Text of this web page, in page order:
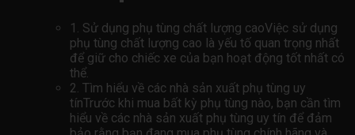
1. Sử dụng phụ tùng chất lượng caoViệc sử dụng
phụ tùng chất lượng cao là yếu tố quan trọng nhất
để giữ cho chiếc xe của bạn hoạt động tốt nhất có
thể.
2. Tìm hiểu về các nhà sản xuất phụ tùng uy
tínTrước khi mua bất kỳ phụ tùng nào, bạn cần tìm
hiểu về các nhà sản xuất phụ tùng uy tín để đảm